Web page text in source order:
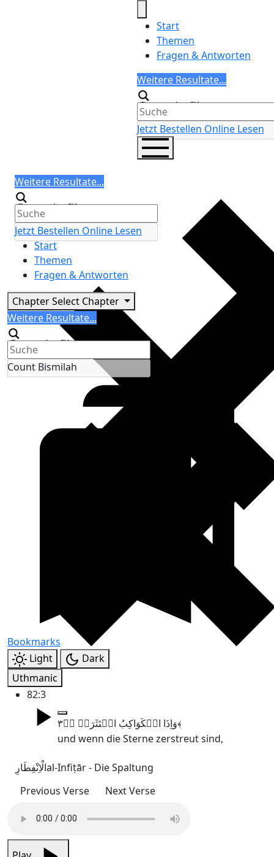
Start
Themen
Fragen & Antworten
Search
Weitere Resultate...
Generic filters
Jetzt Bestellen Online Lesen
Search
Weitere Resultate...
Generic filters
Jetzt Bestellen Online Lesen
Start
Themen
Fragen & Antworten
ChapterSelect Chapter
Search
Weitere Resultate...
Generic filters
Count Bismilah
Bookmarks
Light
Dark
Uthmanic
82:3
وَاِذَا الۡکَوَاکِبُ انۡتَثَرَتۡ ۙ﴿۳﴾
und wenn die Sterne zerstreut sind,
الْاِنْفِطَارِal-Infiṭār - Die Spaltung
Previous Verse
Next Verse